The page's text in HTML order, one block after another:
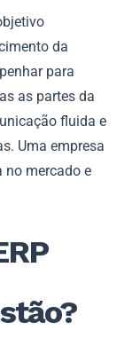
da
para
as partes da
fluida e
Uma empresa
no mercado e